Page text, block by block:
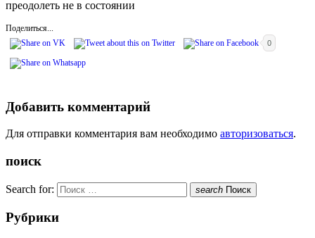
преодолеть не в состоянии
Поделиться...
0
Добавить комментарий
Для отправки комментария вам необходимо авторизоваться.
поиск
Search for: search Поиск
Рубрики